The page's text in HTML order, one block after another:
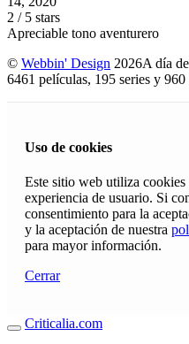
2 / 5 stars
Apreciable tono aventurero
© Webbin' Design 2026A día
6461 películas, 195 series y
Uso de cookies
Este sitio web utiliza cookies
experiencia de usuario. Si
consentimiento para la
y la aceptación de nuestra
para mayor información.
Cerrar
Criticalia.com